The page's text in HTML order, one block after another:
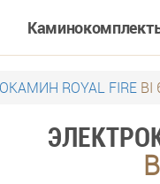
ROYAL FIRE BI